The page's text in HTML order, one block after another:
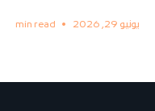
يونيو 29, 2026